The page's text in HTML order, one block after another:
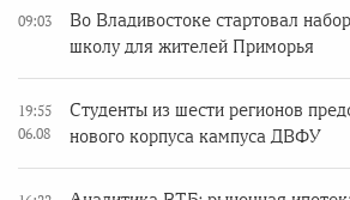
09:03
Во Владивостоке стартовал
школу для жителей Приморья
19:55
06.08
Студенты из шести регионов
нового корпуса кампуса ДВФУ